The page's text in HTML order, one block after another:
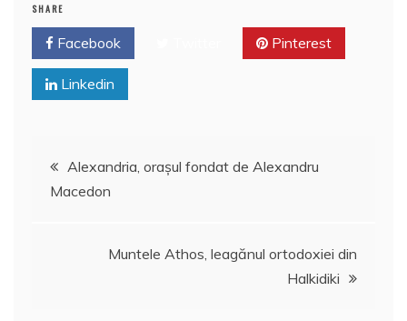
o
k
z
ă
SHARE
Facebook Pinterest
Linkedin
Navigare
articole
Alexandria, oraşul fondat de Alexandru
Macedon
Muntele Athos, leagănul ortodoxiei din
Halkidiki